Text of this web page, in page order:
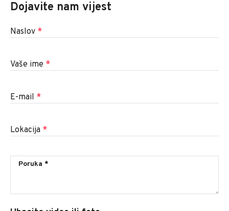
Dojavite nam vijest
Naslov *
Vaše ime *
E-mail *
Lokacija *